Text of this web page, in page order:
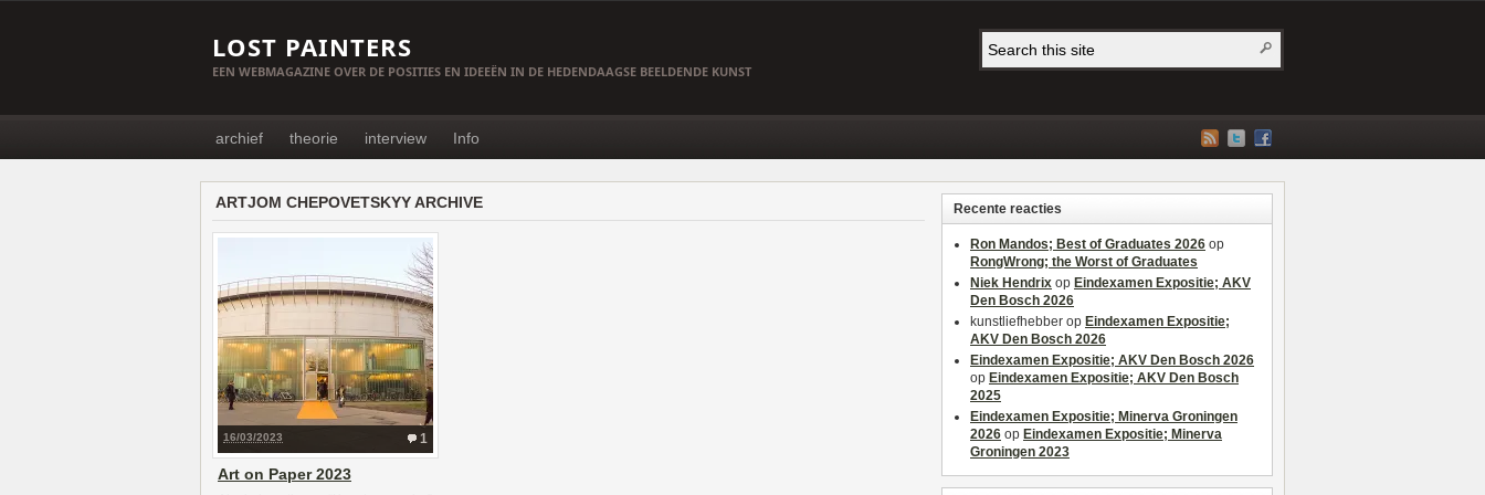
LOST PAINTERS
EEN WEBMAGAZINE OVER DE POSITIES EN IDEEËN IN DE HEDENDAAGSE BEELDENDE KUNST
archief theorie interview Info
ARTJOM CHEPOVETSKYY ARCHIVE
1
16/03/2023
Art on Paper 2023
Recente reacties
Ron Mandos; Best of Graduates 2026 op
RongWrong; the Worst of Graduates
Niek Hendrix op Eindexamen Expositie; AKV
Den Bosch 2026
kunstliefhebber op Eindexamen Expositie;
AKV Den Bosch 2026
Eindexamen Expositie; AKV Den Bosch 2026
op Eindexamen Expositie; AKV Den Bosch
2025
Eindexamen Expositie; Minerva Groningen
2026 op Eindexamen Expositie; Minerva
Groningen 2023